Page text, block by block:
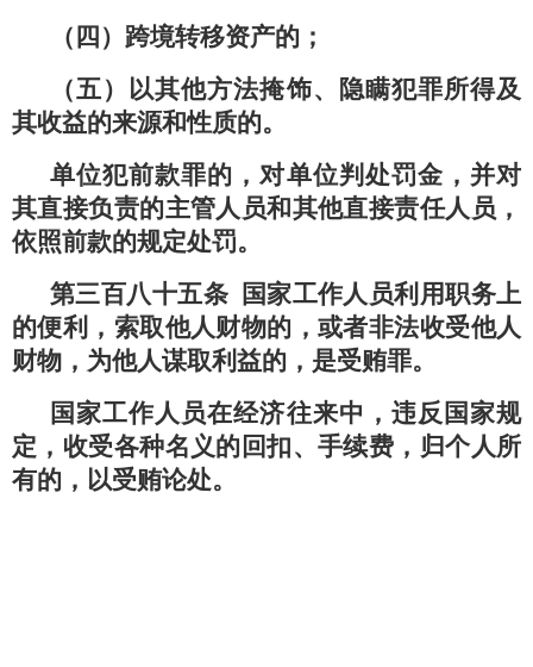
（四）跨境转移资产的；
（五）以其他方法掩饰、隐瞒犯罪所得及
其收益的来源和性质的。
单位犯前款罪的，对单位判处罚金，并对
其直接负责的主管人员和其他直接责任人员，
依照前款的规定处罚。
第三百八十五条 国家工作人员利用职务上
的便利，索取他人财物的，或者非法收受他人
财物，为他人谋取利益的，是受贿罪。
国家工作人员在经济往来中，违反国家规
定，收受各种名义的回扣、手续费，归个人所
有的，以受贿论处。